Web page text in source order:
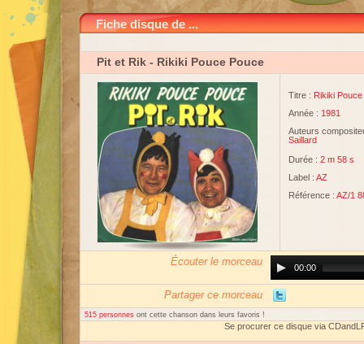
Fiche disque de ...
Pit et Rik - Rikiki Pouce Pouce
Titre : Rikiki
Année : 1981
Auteurs
Saillard
Durée : 2 m 58 s
Label : AZ
Référence : AZ/1
Écouter le morceau
Player00:00
Partager ce morceau
515 personnes ont cette chanson dans leurs favoris !
Se procurer ce disque via